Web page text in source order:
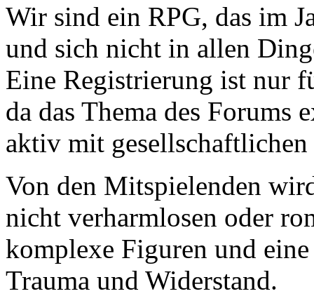
Wir sind ein RPG, das im
und sich nicht in allen
Eine Registrierung ist nur
da das Thema des Forums
aktiv mit
Von den Mitspielenden
nicht verharmlosen oder
komplexe Figuren und
Trauma und Widerstand.